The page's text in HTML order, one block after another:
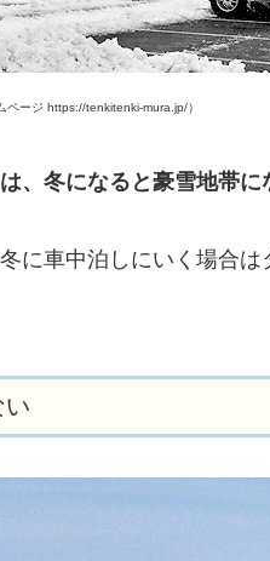
ページ https://tenkitenki-mura.jp/）
、冬になると豪雪地帯に
に車中泊しにいく場合
い